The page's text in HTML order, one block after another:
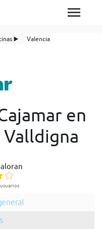
▶️
Valencia
en
Valldigna